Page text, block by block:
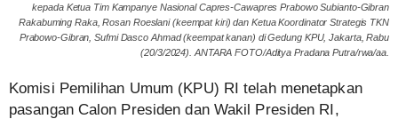
kepada Ketua Tim Kampanye Nasional Capres-Cawapres Prabowo Subianto-Gibran
Rakabuming Raka, Rosan Roeslani (keempat kiri) dan Ketua Koordinator Strategis TKN
Prabowo-Gibran, Sufmi Dasco Ahmad (keempat kanan) di Gedung KPU, Jakarta, Rabu
(20/3/2024). ANTARA FOTO/Aditya Pradana Putra/rwa/aa.
Komisi Pemilihan Umum (KPU) RI telah menetapkan
pasangan Calon Presiden dan Wakil Presiden RI,